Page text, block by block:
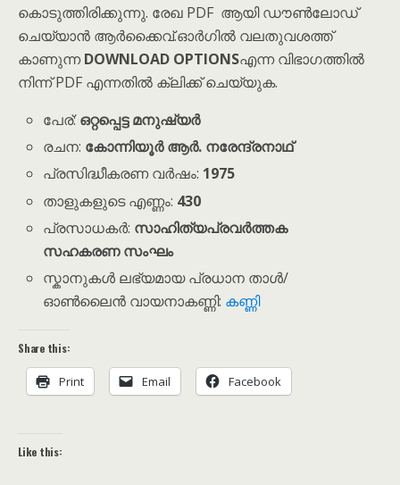
കൊടുത്തിരിക്കുന്നു. രേഖ PDF ആയി ഡൗൺലോഡ്
ചെയ്യാൻ ആർക്കൈവ്.ഓർഗിൽ വലതുവശത്ത്
കാണുന്നDOWNLOAD OPTIONSഎന്ന വിഭാഗത്തിൽ
നിന്ന് PDF എന്നതിൽ ക്ലിക്ക് ചെയ്യുക.
പേര്:ഒറ്റപ്പെട്ട മനുഷ്യർ
രചന: കോന്നിയൂർ ആർ. നരേന്ദ്രനാഥ്
പ്രസിദ്ധീകരണ വർഷം: 1975
താളുകളുടെ എണ്ണം: 430
പ്രസാധകർ: സാഹിത്യപ്രവർത്തക
സഹകരണ സംഘം
സ്കാനുകൾ ലഭ്യമായ പ്രധാന താൾ/
ഓൺലൈൻ വായനാകണ്ണി: കണ്ണി
Share this:
Print Email Facebook
Like this: